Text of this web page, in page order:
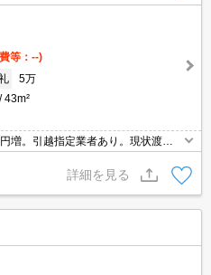
等：--)
5万
43m²
増。引越指定業者あり。現状渡
詳細を見る